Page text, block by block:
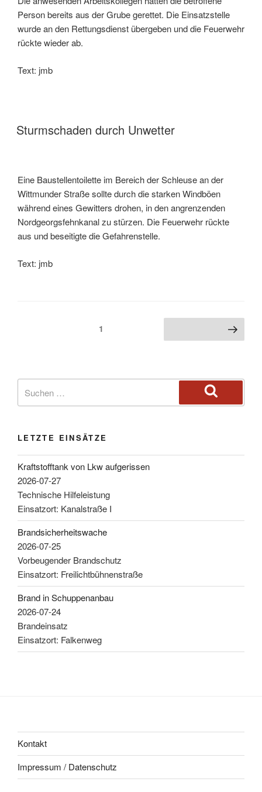
Person bereits aus der Grube gerettet. Die Einsatzstelle
wurde an den Rettungsdienst übergeben und die Feuerwehr
rückte wieder ab.
Text: jmb
Sturmschaden durch Unwetter
Eine Baustellentoilette im Bereich der Schleuse an der
Wittmunder Straße sollte durch die starken Windböen
während eines Gewitters drohen, in den angrenzenden
Nordgeorgsfehnkanal zu stürzen. Die Feuerwehr rückte
aus und beseitigte die Gefahrenstelle.
Text: jmb
1
LETZTE EINSÄTZE
Kraftstofftank von Lkw aufgerissen
2026-07-27
Technische Hilfeleistung
Einsatzort: Kanalstraße I
Brandsicherheitswache
2026-07-25
Vorbeugender Brandschutz
Einsatzort: Freilichtbühnenstraße
Brand in Schuppenanbau
2026-07-24
Brandeinsatz
Einsatzort: Falkenweg
Kontakt
Impressum / Datenschutz